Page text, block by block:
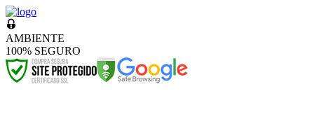
AMBIENTE
100% SEGURO